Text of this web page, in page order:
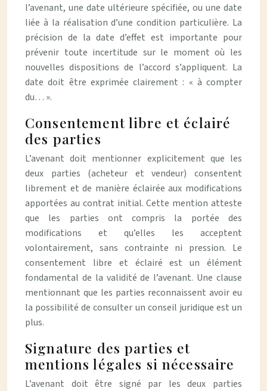
l’avenant, une date ultérieure spécifiée, ou une date
liée à la réalisation d’une condition particulière. La
précision de la date d’effet est importante pour
prévenir toute incertitude sur le moment où les
nouvelles dispositions de l’accord s’appliquent. La
date doit être exprimée clairement : « à compter
du… ».
Consentement libre et éclairé
des parties
L’avenant doit mentionner explicitement que les
deux parties (acheteur et vendeur) consentent
librement et de manière éclairée aux modifications
apportées au contrat initial. Cette mention atteste
que les parties ont compris la portée des
modifications et qu’elles les acceptent
volontairement, sans contrainte ni pression. Le
consentement libre et éclairé est un élément
fondamental de la validité de l’avenant. Une clause
mentionnant que les parties reconnaissent avoir eu
la possibilité de consulter un conseil juridique est un
plus.
Signature des parties et
mentions légales si nécessaire
L’avenant doit être signé par les deux parties